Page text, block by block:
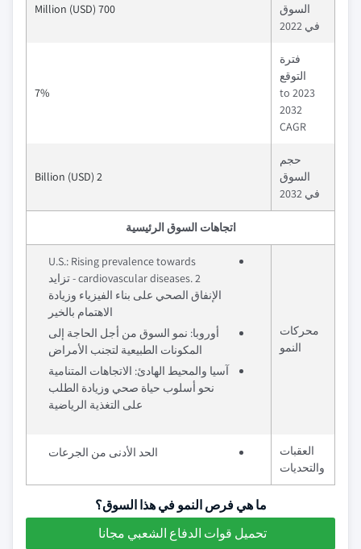
السوق
في 2022
700 Million (USD)
فترة
التوقع
2023 to
2032
CAGR
7%
حجم
السوق
في 2032
2 Billion (USD)
اتجاهات السوق الرئيسية
محركات
النمو
U.S.: Rising prevalence towards
cardiovascular diseases. 2 - تزايد
الإنفاق الصحي على بناء الفيزياء وزيادة
الاهتمام بالخير
أوروبا: نمو السوق من أجل الحاجة إلى
المكونات الطبيعية لتجنب الأمراض
آسيا والمحيط الهادئ: الاتجاهات المتنامية
نحو أسلوب حياة صحي وزيادة الطلب
على التغذية الرياضية
العقبات
والتحديات
الحد الأدنى من الجرعات
ما هي فرص النمو في هذا السوق؟
تحميل قوات الدفاع الشعبي مجانا